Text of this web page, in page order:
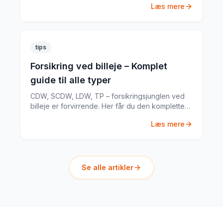
Læs mere
tips
Forsikring ved billeje – Komplet
guide til alle typer
CDW, SCDW, LDW, TP – forsikringsjunglen ved
billeje er forvirrende. Her får du den komplette
Læs mere
Se alle artikler